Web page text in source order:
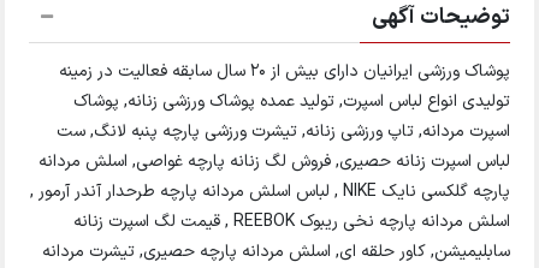
توضیحات آگهی
پوشاک ورزشی ایرانیان دارای بیش از 20 سال سابقه فعالیت در زمینه
تولیدی انواع لباس اسپرت, تولید عمده پوشاک ورزشی زنانه, پوشاک
اسپرت مردانه, تاپ ورزشی زنانه, تیشرت ورزشی پارچه پنبه لانگ, ست
لباس اسپرت زنانه حصیری, فروش لگ زنانه پارچه غواصی, اسلش مردانه
پارچه گلکسی نایک NIKE , لباس اسلش مردانه پارچه طرحدار آندر آرمور ,
اسلش مردانه پارچه نخی ریبوک REEBOK , قیمت لگ اسپرت زنانه
سابلیمیشن, کاور حلقه ای, اسلش مردانه پارچه حصیری, تیشرت مردانه